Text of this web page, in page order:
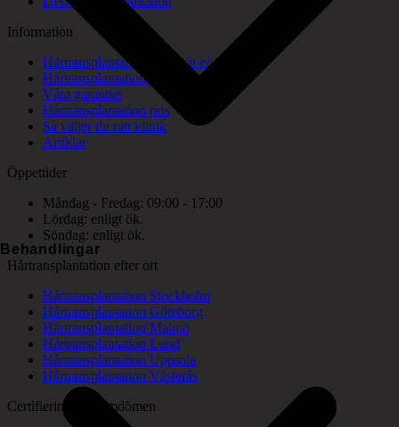
Behandlingar
Information
Hårtransplantation före och efter bilder
Hårtransplantation konsultation
Våra garantier
Hårtransplantation pris
Så väljer du rätt klinik
Artiklar
Öppettider
Måndag - Fredag: 09:00 - 17:00
Lördag: enligt ök.
Söndag: enligt ök.
Hårtransplantation efter ort
Hårtransplantation Stockholm
Hårtransplantation Göteborg
Hårtransplantation Malmö
Hårtransplantation Lund
Hårtransplantation Uppsala
Hårtransplantation Västerås
Certifieringar & omdömen